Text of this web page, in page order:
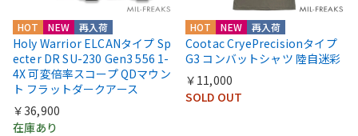
HOT NEW 再入荷
Holy Warrior ELCANタイプ Sp
ecter DR SU-230 Gen3 556 1-
4X 可変倍率スコープ QDマウン
ト フラットダークアース
￥36,900
在庫あり
HOT NEW 再入荷
Cootac CryePrecisionタイプ
G3 コンバットシャツ 陸自迷彩
￥11,000
SOLD OUT